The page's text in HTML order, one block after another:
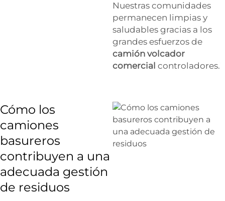
Nuestras comunidades
permanecen limpias y
saludables gracias a los
grandes esfuerzos de
camión volcador
comercial controladores.
Cómo los
camiones
basureros
contribuyen a una
adecuada gestión
de residuos